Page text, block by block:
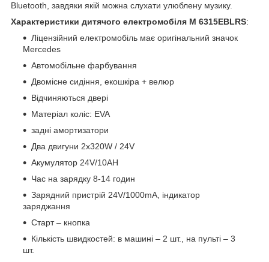
Bluetooth, завдяки якій можна слухати улюблену музику.
Характеристики дитячого електромобіля M 6315EBLRS:
Ліцензійний електромобіль має оригінальний значок
Mercedes
Автомобільне фарбування
Двомісне сидіння, екошкіра + велюр
Відчиняються двері
Матеріал коліс: EVA
задні амортизатори
Два двигуни 2х320W / 24V
Акумулятор 24V/10AH
Час на зарядку 8-14 годин
Зарядний пристрій 24V/1000mA, індикатор
заряджання
Старт – кнопка
Кількість швидкостей: в машині – 2 шт., на пульті – 3
шт.